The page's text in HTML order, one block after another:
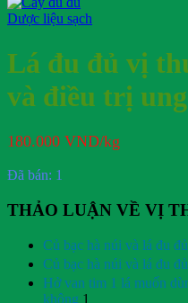
Dược liệu sạch
Lá đu đủ vị
và điều trị
180.000 VND/kg
Đã bán: 1
THẢO LUẬN VỀ VỊ
Củ bạc hà núi và lá đu
Củ bạc hà núi và lá đu
Hở van tim 1 lá muốn
không 1